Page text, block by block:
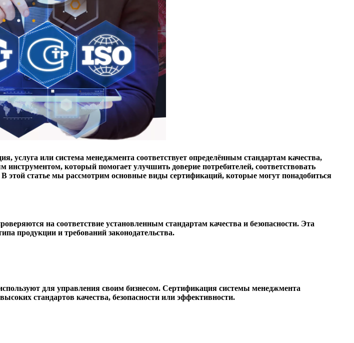
услуга или система менеджмента соответствует определённым стандартам качества,
инструментом, который помогает улучшить доверие потребителей, соответствовать
этой статье мы рассмотрим основные виды сертификаций, которые могут понадобиться
на соответствие установленным стандартам качества и безопасности. Эта
продукции и требований законодательства.
для управления своим бизнесом. Сертификация системы менеджмента
стандартов качества, безопасности или эффективности.